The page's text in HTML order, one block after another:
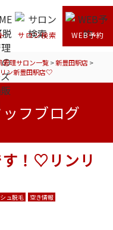
サロン検索 WEB予約
理サロン一覧>新豊田駅店>
ン新豊田駅店♡
フブログ
！♡リンリ
ュ脱毛
空き情報